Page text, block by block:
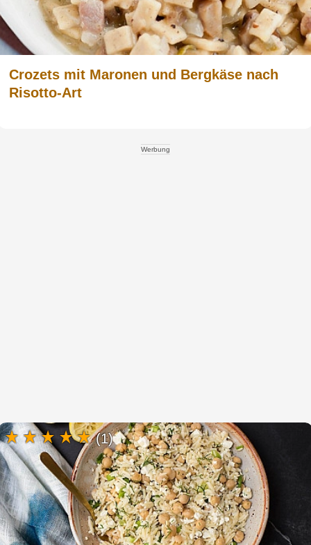
Crozets mit Maronen und Bergkäse nach
Risotto-Art
Werbung
(1)